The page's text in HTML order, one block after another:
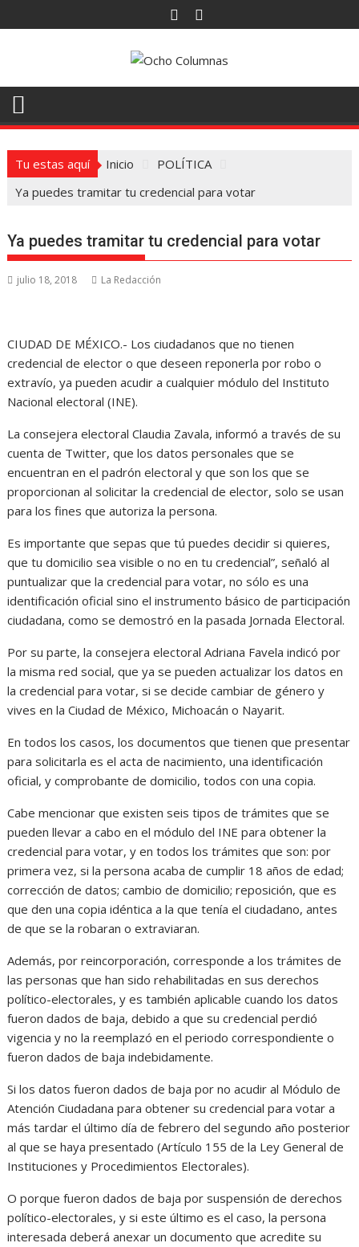
al
Tu estas aquí Inicio
POLÍTICA
Ya puedes tramitar tu credencial para votar
Ya puedes tramitar tu credencial para votar
julio 18, 2018 La Redacción
CIUDAD DE MÉXICO.- Los ciudadanos que no tienen
credencial de elector o que deseen reponerla por robo o
extravío, ya pueden acudir a cualquier módulo del Instituto
Nacional electoral (INE).
La consejera electoral Claudia Zavala, informó a través de su
cuenta de Twitter, que los datos personales que se
encuentran en el padrón electoral y que son los que se
proporcionan al solicitar la credencial de elector, solo se usan
para los fines que autoriza la persona.
Es importante que sepas que tú puedes decidir si quieres,
que tu domicilio sea visible o no en tu credencial”, señaló al
puntualizar que la credencial para votar, no sólo es una
identificación oficial sino el instrumento básico de participación
ciudadana, como se demostró en la pasada Jornada Electoral.
Por su parte, la consejera electoral Adriana Favela indicó por
la misma red social, que ya se pueden actualizar los datos en
la credencial para votar, si se decide cambiar de género y
vives en la Ciudad de México, Michoacán o Nayarit.
En todos los casos, los documentos que tienen que presentar
para solicitarla es el acta de nacimiento, una identificación
oficial, y comprobante de domicilio, todos con una copia.
Cabe mencionar que existen seis tipos de trámites que se
pueden llevar a cabo en el módulo del INE para obtener la
credencial para votar, y en todos los trámites que son: por
primera vez, si la persona acaba de cumplir 18 años de edad;
corrección de datos; cambio de domicilio; reposición, que es
que den una copia idéntica a la que tenía el ciudadano, antes
de que se la robaran o extraviaran.
Además, por reincorporación, corresponde a los trámites de
las personas que han sido rehabilitadas en sus derechos
político-electorales, y es también aplicable cuando los datos
fueron dados de baja, debido a que su credencial perdió
vigencia y no la reemplazó en el periodo correspondiente o
fueron dados de baja indebidamente.
Si los datos fueron dados de baja por no acudir al Módulo de
Atención Ciudadana para obtener su credencial para votar a
más tardar el último día de febrero del segundo año posterior
al que se haya presentado (Artículo 155 de la Ley General de
Instituciones y Procedimientos Electorales).
O porque fueron dados de baja por suspensión de derechos
político-electorales, y si este último es el caso, la persona
interesada deberá anexar un documento que acredite su